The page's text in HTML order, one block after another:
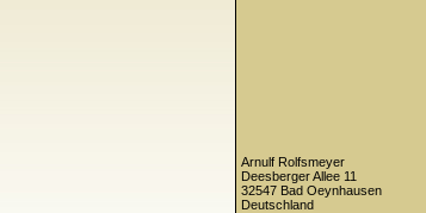
Arnulf Rolfsmeyer
Deesberger Allee 11
32547 Bad Oeynhausen
Deutschland